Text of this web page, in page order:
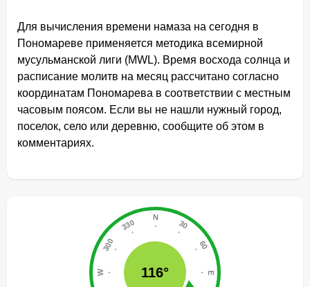
Для вычисления времени намаза на сегодня в
Пономареве применяется методика всемирной
мусульманской лиги (MWL). Время восхода солнца и
расписание молитв на месяц рассчитано согласно
координатам Пономарева в соответствии с местным
часовым поясом. Если вы не нашли нужный город,
поселок, село или деревню, сообщите об этом в
комментариях.
116°